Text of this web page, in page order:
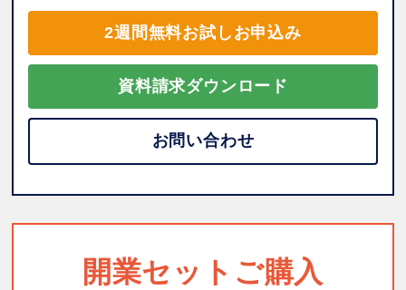
2週間無料お試しお申込み
資料請求ダウンロード
お問い合わせ
開業セットご購入